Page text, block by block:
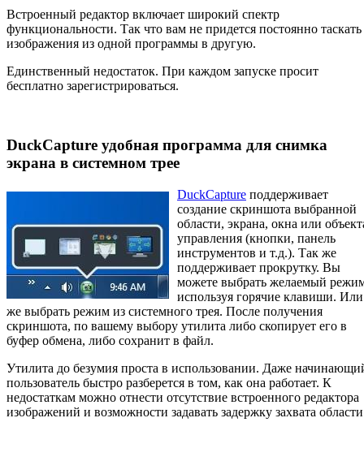
Встроенный редактор включает широкий спектр
функциональности. Так что вам не придется постоянно таскать
изображения из одной программы в другую.
Единственный недостаток. При каждом запуске просит
бесплатно зарегистрироваться.
DuckCapture удобная программа для снимка
экрана в системном трее
DuckCapture поддерживает
создание скриншота выбранной
области, экрана, окна или
управления (кнопки, панель
инструментов и т.д.). Так же
поддерживает прокрутку. Вы
можете выбрать желаемый
используя горячие клавиши. Или
же выбрать режим из системного трея. После получения
скриншота, по вашему выбору утилита либо скопирует его в
буфер обмена, либо сохранит в файл.
Утилита до безумия проста в использовании. Даже
пользователь быстро разберется в том, как она работает. К
недостаткам можно отнести отсутствие встроенного редактора
изображений и возможности задавать задержку захвата